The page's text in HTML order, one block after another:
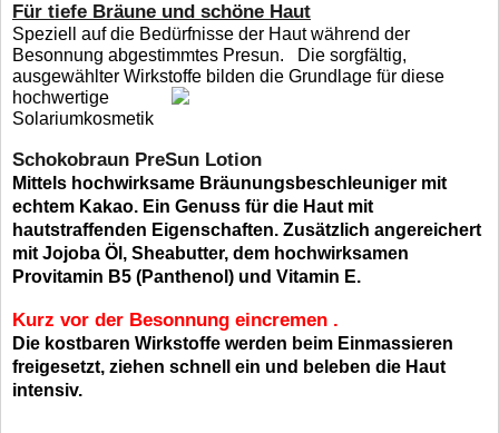
Für tiefe Bräune und schöne Haut
Speziell auf die Bedürfnisse der Haut während der
Besonnung abgestimmtes Presun. Die sorgfältig,
ausgewählter Wirkstoffe bilden die Grundlage für diese
hochwertige
Solariumkosmetik
Schokobraun PreSun Lotion
Mittels hochwirksame Bräunungsbeschleuniger mit
echtem Kakao. Ein Genuss für die Haut mit
hautstraffenden Eigenschaften. Zusätzlich angereichert
mit Jojoba Öl, Sheabutter, dem hochwirksamen
Provitamin B5 (Panthenol) und Vitamin E.
Kurz vor der Besonnung eincremen .
Die kostbaren Wirkstoffe werden beim Einmassieren
freigesetzt, ziehen schnell ein und beleben die Haut
intensiv.